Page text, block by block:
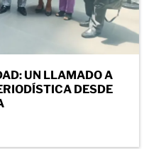
UN LLAMADO A
DESDE